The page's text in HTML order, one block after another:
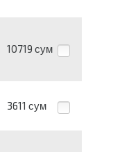
10719 сум
3611 сум